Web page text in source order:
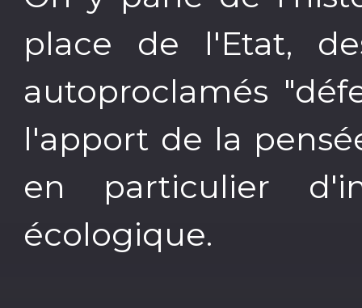
place de l'Etat,
autoproclamés
l'apport de la
en particulier
écologique.